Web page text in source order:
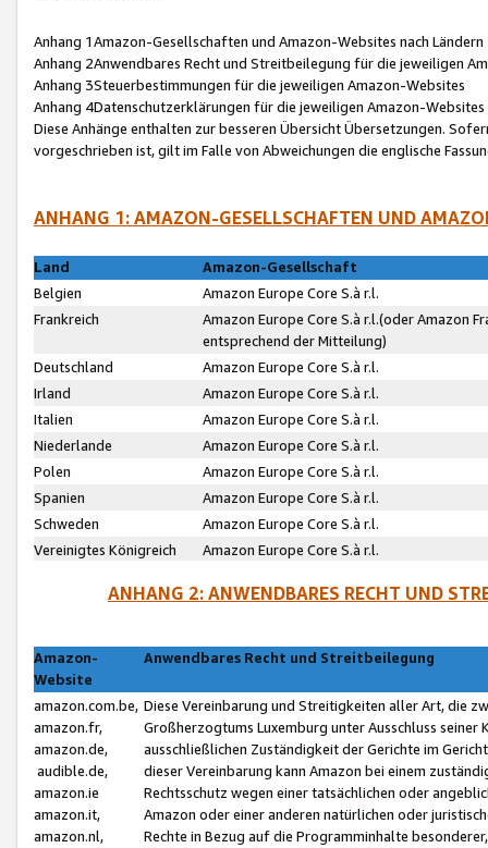
Anhang 1Amazon-Gesellschaften und Amazon-Websites nach Ländern
Anhang 2Anwendbares Recht und Streitbeilegung für die jeweiligen
Anhang 3Steuerbestimmungen für die jeweiligen Amazon-Websites
Anhang 4Datenschutzerklärungen für die jeweiligen Amazon-Websites
Diese Anhänge enthalten zur besseren Übersicht Übersetzungen.
vorgeschrieben ist, gilt im Falle von Abweichungen die englische
ANHANG 1: AMAZON-GESELLSCHAFTEN UND
Land
Amazon-Gesellschaft
Belgien
Amazon Europe Core S.à r.l.
Frankreich
Amazon Europe Core S.à r.l.(oder Amazon
entsprechend der Mitteilung)
Deutschland
Amazon Europe Core S.à r.l.
Irland
Amazon Europe Core S.à r.l.
Italien
Amazon Europe Core S.à r.l.
Niederlande
Amazon Europe Core S.à r.l.
Polen
Amazon Europe Core S.à r.l.
Spanien
Amazon Europe Core S.à r.l.
Schweden
Amazon Europe Core S.à r.l.
Vereinigtes Königreich
Amazon Europe Core S.à r.l.
ANHANG 2: ANWENDBARES RECHT UND
Amazon-
Website
Anwendbares Recht und Streitbeilegung
amazon.com.be,
amazon.fr,
amazon.de,
audible.de,
amazon.ie
amazon.it,
amazon.nl,
Diese Vereinbarung und Streitigkeiten aller Art, die
Großherzogtums Luxemburg unter Ausschluss
ausschließlichen Zuständigkeit der Gerichte im
dieser Vereinbarung kann Amazon bei einem
Rechtsschutz wegen einer tatsächlichen oder
Amazon oder einer anderen natürlichen oder
Rechte in Bezug auf die Programminhalte